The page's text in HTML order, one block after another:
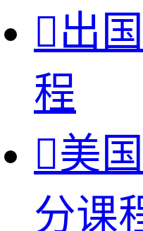
 出
程
美
分课